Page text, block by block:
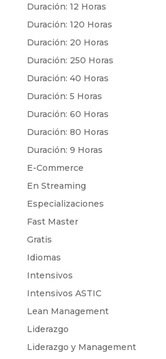
Duración: 12 Horas
Duración: 120 Horas
Duración: 20 Horas
Duración: 250 Horas
Duración: 40 Horas
Duración: 5 Horas
Duración: 60 Horas
Duración: 80 Horas
Duración: 9 Horas
E-Commerce
En Streaming
Especializaciones
Fast Master
Gratis
Idiomas
Intensivos
Intensivos ASTIC
Lean Management
Liderazgo
Liderazgo y Management